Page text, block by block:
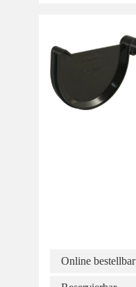
Online bestellbar